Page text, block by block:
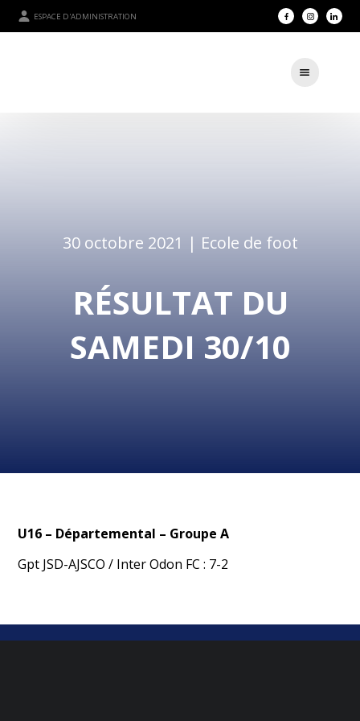
ESPACE D'ADMINISTRATION
30 octobre 2021 | Ecole de foot
RÉSULTAT DU
SAMEDI 30/10
U16 – Départemental – Groupe A
Gpt JSD-AJSCO / Inter Odon FC : 7-2